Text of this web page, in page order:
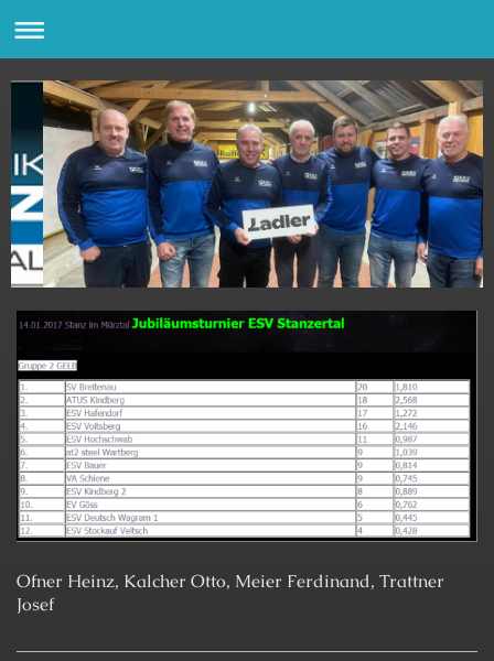
Ofner Heinz, Kalcher Otto, Meier Ferdinand, Trattner
Josef